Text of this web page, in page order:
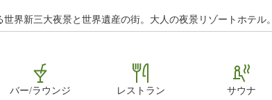
界新三大夜景と世界遺産の街。大人の夜景リゾートホテル。
バー/ラウンジ レストラン サウナ